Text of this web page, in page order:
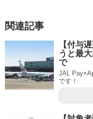
関連記事
【付与
うと最
で
JAL
です！